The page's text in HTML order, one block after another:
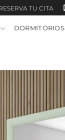
TU CITA
DORMITORIOS